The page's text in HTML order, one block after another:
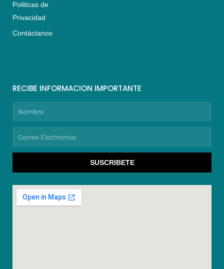
Politicas de
Privacidad
Contáctanos
RECIBE INFORMACION IMPORTANTE
SUSCRIBETE